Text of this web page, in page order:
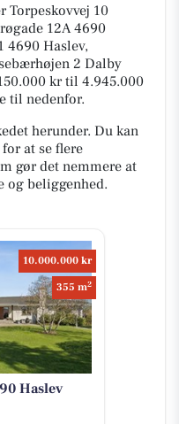
Torpeskovvej 10
12A 4690
4690 Haslev,
2 Dalby
kr til 4.945.000
til nedenfor.
herunder. Du kan
at se flere
gør det nemmere at
og beliggenhed.
10.000.000 kr
355 m2
Haslev